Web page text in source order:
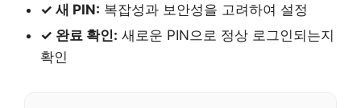
✓ 새 PIN: 복잡성과 보안성을 고려하여 설정
✓ 완료 확인: 새로운 PIN으로 정상 로그인되는지
확인